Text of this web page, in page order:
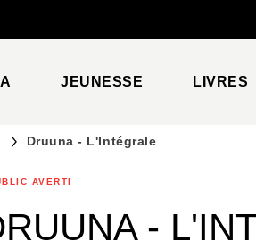
JEUNESSE LIVRES
Druuna - L'Intégrale
AVERTI
-